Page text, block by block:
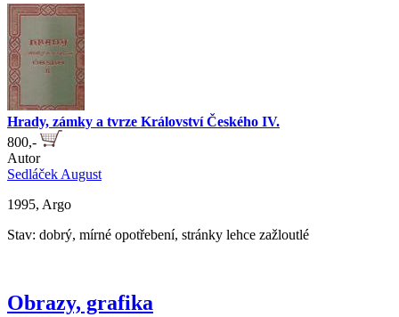
Hrady, zámky a tvrze Království Českého IV.
800,-
Autor
Sedláček August
1995, Argo
Stav: dobrý, mírné opotřebení, stránky lehce zažloutlé
Obrazy, grafika